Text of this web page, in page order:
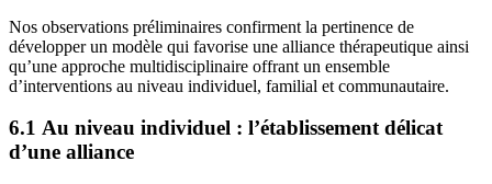
Nos observations préliminaires confirment la pertinence de
développer un modèle qui favorise une alliance thérapeutique ainsi
qu’une approche multidisciplinaire offrant un ensemble
d’interventions au niveau individuel, familial et communautaire.
6.1 Au niveau individuel : l’établissement délicat
d’une alliance